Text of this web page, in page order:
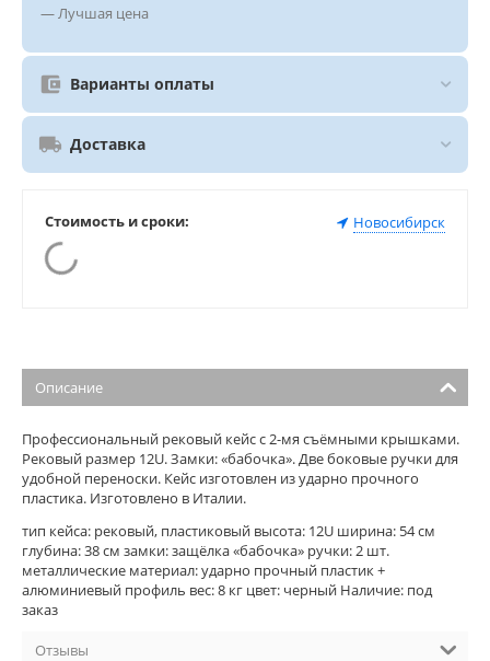
— Лучшая цена
Варианты оплаты
Доставка
Стоимость и сроки: Новосибирск
Описание
Профессиональный рековый кейс с 2-мя съёмными крышками.
Рековый размер 12U. Замки: «бабочка». Две боковые ручки для
удобной переноски. Кейс изготовлен из ударно прочного
пластика. Изготовлено в Италии.
тип кейса: рековый, пластиковый высота: 12U ширина: 54 см
глубина: 38 см замки: защёлка «бабочка» ручки: 2 шт.
металлические материал: ударно прочный пластик +
алюминиевый профиль вес: 8 кг цвет: черный Наличие: под
заказ
Отзывы